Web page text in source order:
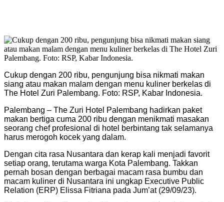
Cukup dengan 200 ribu, pengunjung bisa nikmati makan
siang atau makan malam dengan menu kuliner berkelas di
The Hotel Zuri Palembang. Foto: RSP, Kabar Indonesia.
Palembang – The Zuri Hotel Palembang hadirkan paket
makan bertiga cuma 200 ribu dengan menikmati masakan
seorang chef profesional di hotel berbintang tak selamanya
harus merogoh kocek yang dalam.
Dengan cita rasa Nusantara dan kerap kali menjadi favorit
setiap orang, terutama warga Kota Palembang. Takkan
pernah bosan dengan berbagai macam rasa bumbu dan
macam kuliner di Nusantara ini ungkap Executive Public
Relation (ERP) Elissa Fitriana pada Jum’at (29/09/23).